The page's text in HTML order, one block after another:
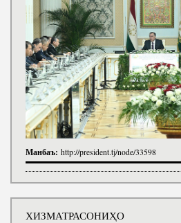
Манбаъ: http://president.tj/node/33598
ХИЗМАТРАСОНИҲО